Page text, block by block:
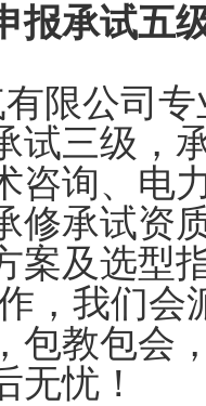
报承试五
限公司专
试三级，
咨询、电
修承试资
案及选型
，我们会
包教包会
无忧！